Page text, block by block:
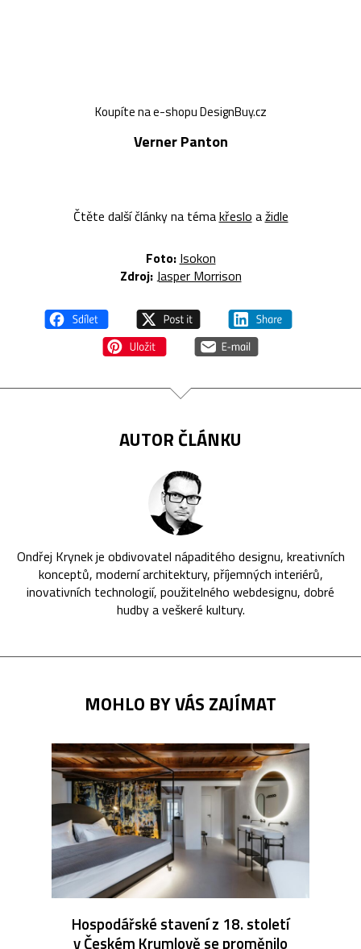
Koupíte na e-shopu DesignBuy.cz
Verner Panton
Čtěte další články na témakřeslo ažidle
Foto: Isokon
Zdroj:Jasper Morrison
AUTOR ČLÁNKU
Ondřej Krynek je obdivovatel nápaditého designu, kreativních
konceptů, moderní architektury, příjemných interiérů,
inovativních technologií, použitelného webdesignu, dobré
hudby a veškeré kultury.
MOHLO BY VÁS ZAJÍMAT
Hospodářské stavení z 18. století
v Českém Krumlově se proměnilo